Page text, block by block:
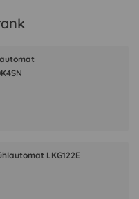
LKG122E